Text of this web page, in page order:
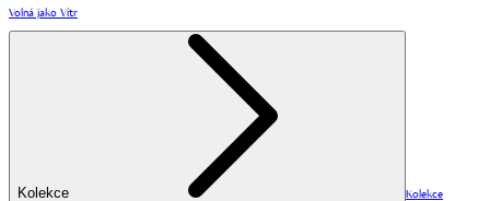
Volná jako Vítr
Kolekce Kolekce